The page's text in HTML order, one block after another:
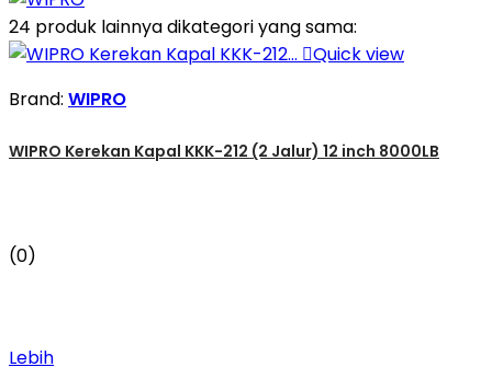
24 produk lainnya dikategori yang sama:
Quick view
Brand: WIPRO
WIPRO Kerekan Kapal KKK-212 (2 Jalur) 12 inch 8000LB
(0)
Lebih